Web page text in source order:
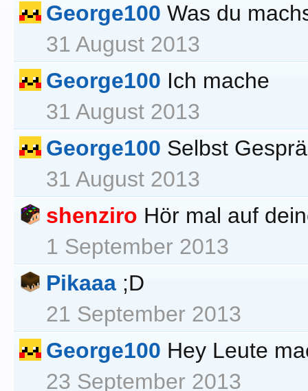
George100 Was du
31 August 2013
George100 Ich mache
31 August 2013
George100 Selbst
31 August 2013
shenziro Hör mal auf
1 September 2013
Pikaaa ;D
21 September 2013
George100 Hey Leute
23 September 2013